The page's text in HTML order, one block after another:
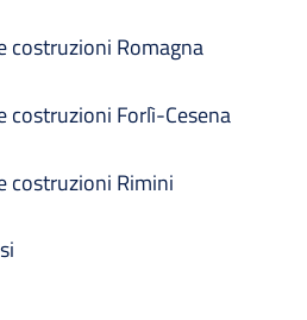
costruzioni Romagna
costruzioni Forlì-Cesena
costruzioni Rimini